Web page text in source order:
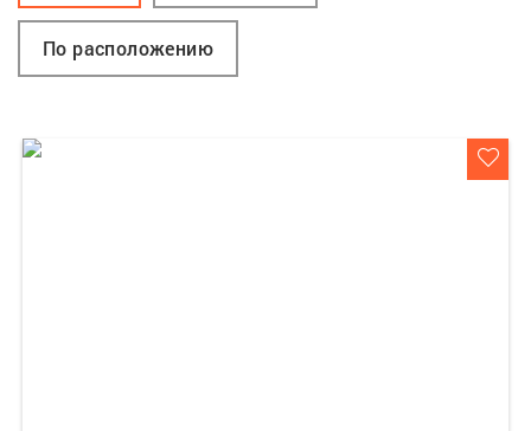
По расположению